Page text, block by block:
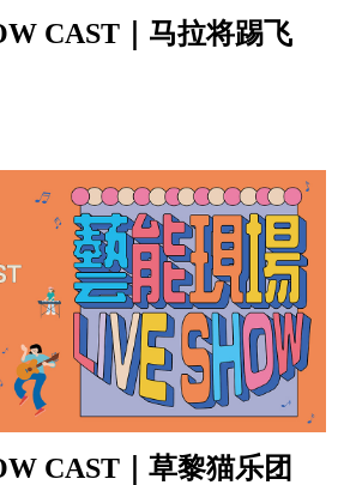
CAST｜马拉将踢飞
CAST｜草黎猫乐团